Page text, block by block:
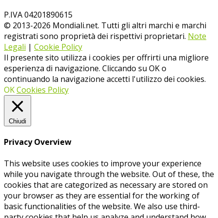
P.IVA 04201890615
© 2013-2026 Mondiali.net. Tutti gli altri marchi e marchi
registrati sono proprietà dei rispettivi proprietari. Note
Legali | Cookie Policy
Il presente sito utilizza i cookies per offrirti una migliore
esperienza di navigazione. Cliccando su OK o
continuando la navigazione accetti l'utilizzo dei cookies.
OKCookies Policy
Chiudi
Privacy Overview
This website uses cookies to improve your experience
while you navigate through the website. Out of these, the
cookies that are categorized as necessary are stored on
your browser as they are essential for the working of
basic functionalities of the website. We also use third-